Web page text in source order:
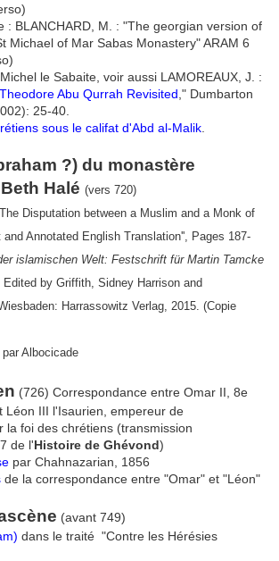
: BLANCHARD, M. : "The georgian version of
Michael of Mar Sabas Monastery" ARAM 6
le Sabaite, voir aussi LAMOREAUX, J. :
Abu Qurrah Revisited ," Dumbarton
25-40.
sous le califat d'Abd al-Malik
?) du monastère
Halé (vers 720)
Disputation between a Muslim and a Monk of
Annotated English Translation'', Pages 187-
islamischen Welt: Festschrift für Martin Tamcke
Edited by Griffith, Sidney Harrison and
Harrassowitz Verlag, 2015. (Copie
par Albocicade
(726) Correspondance entre Omar II, 8e
Léon III l'Isaurien, empereur de
la foi des chrétiens (transmission
de l'Histoire de Ghévond)
par Chahnazarian, 1856
de la correspondance entre "Omar" et "Léon"
(avant 749)
dans le traité "Contre les Hérésies